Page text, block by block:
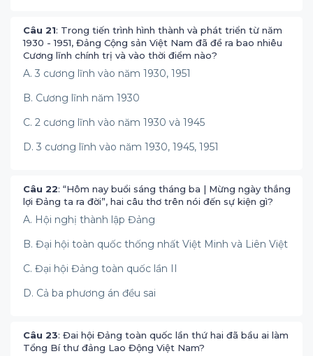
Câu 21: Trong tiến trình hình thành và phát triển từ năm
1930 - 1951, Đảng Cộng sản Việt Nam đã đề ra bao nhiêu
Cương lĩnh chính trị và vào thời điểm nào?
A. 3 cương lĩnh vào năm 1930, 1951
B. Cương lĩnh năm 1930
C. 2 cương lĩnh vào năm 1930 và 1945
D. 3 cương lĩnh vào năm 1930, 1945, 1951
Câu 22: “Hôm nay buổi sáng tháng ba | Mừng ngày thắng
lợi Đảng ta ra đời”, hai câu thơ trên nói đến sự kiện gì?
A. Hội nghị thành lập Đảng
B. Đại hội toàn quốc thống nhất Việt Minh và Liên Việt
C. Đại hội Đảng toàn quốc lần II
D. Cả ba phương án đều sai
Câu 23: Đai hội Đảng toàn quốc lần thứ hai đã bầu ai làm
Tổng Bí thư đảng Lao Động Việt Nam?